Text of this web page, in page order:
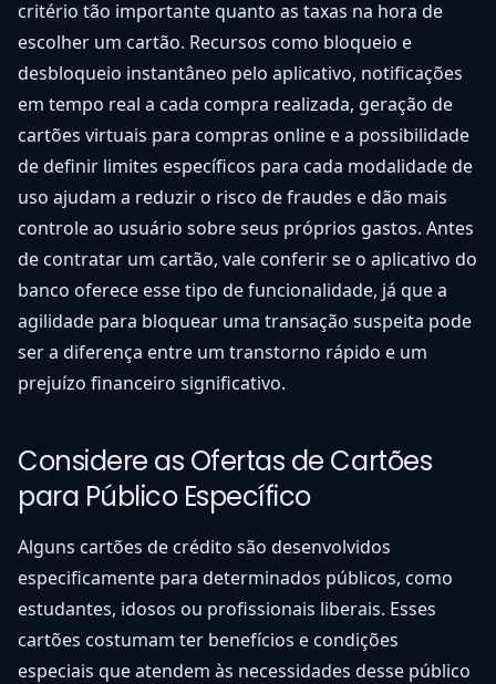
critério tão importante quanto as taxas na hora de
escolher um cartão. Recursos como bloqueio e
desbloqueio instantâneo pelo aplicativo, notificações
em tempo real a cada compra realizada, geração de
cartões virtuais para compras online e a possibilidade
de definir limites específicos para cada modalidade de
uso ajudam a reduzir o risco de fraudes e dão mais
controle ao usuário sobre seus próprios gastos. Antes
de contratar um cartão, vale conferir se o aplicativo do
banco oferece esse tipo de funcionalidade, já que a
agilidade para bloquear uma transação suspeita pode
ser a diferença entre um transtorno rápido e um
prejuízo financeiro significativo.
Considere as Ofertas de Cartões
para Público Específico
Alguns cartões de crédito são desenvolvidos
especificamente para determinados públicos, como
estudantes, idosos ou profissionais liberais. Esses
cartões costumam ter benefícios e condições
especiais que atendem às necessidades desse público